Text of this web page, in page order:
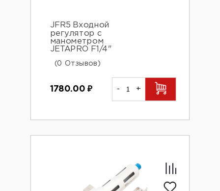
JFR5 Входной
регулятор с
манометром
JETAPRO F1/4"
(0 Отзывов)
1780.00₽ - +